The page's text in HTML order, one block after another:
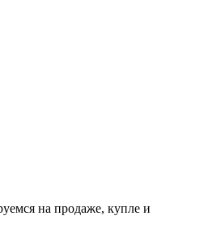
на продаже, купле и